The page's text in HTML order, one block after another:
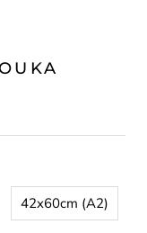
42x60cm (A2)